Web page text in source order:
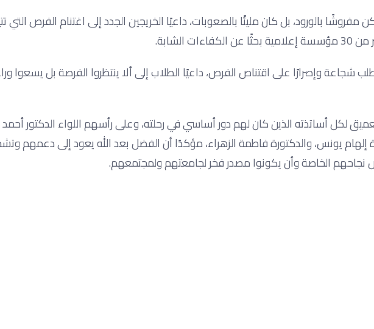
بالورود، بل كان مليئًا بالصعوبات، داعيًا الخريجين الجدد إلى اغتنام الفرص التي
شجاعة وإصرارًا على اقتناص الفرص، داعيًا الطلاب إلى ألا ينتظروا الفرصة بل يسعوا
لكل أساتذته الذين كان لهم دور أساسي في رحلته، وعلى رأسهم اللواء الدكتور
إلهام يونس، والدكتورة فاطمة الزهراء، مؤكدًا أن الفضل بعد الله يعود إلى دعمهم
نجاحهم الخاصة وأن يكونوا مصدر فخر لجامعتهم ولمجتمعهم.